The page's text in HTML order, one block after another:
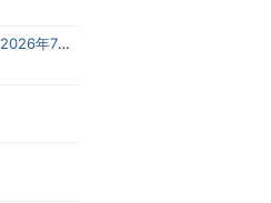
ューまとめ